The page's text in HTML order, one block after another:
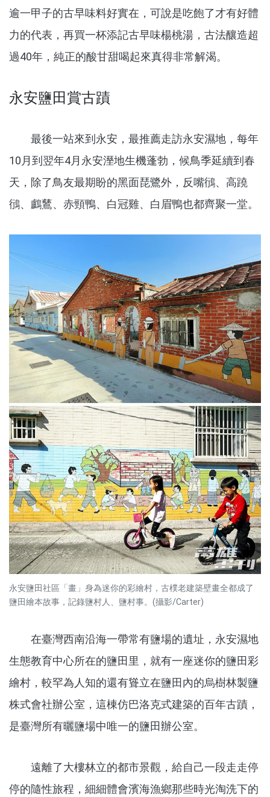
逾一甲子的古早味料好實在，可說是吃飽了才有好體
力的代表，再買一杯添記古早味楊桃湯，古法釀造超
過40年，純正的酸甘甜喝起來真得非常解渴。
永安鹽田賞古蹟
最後一站來到永安，最推薦走訪永安濕地，每年
10月到翌年4月永安溼地生機蓬勃，候鳥季延續到春
天，除了鳥友最期盼的黑面琵鷺外，反嘴鴴、高蹺
鴴、鸕鶿、赤頸鴨、白冠雞、白眉鴨也都齊聚一堂。
永安鹽田社區「畫」身為迷你的彩繪村，古樸老建築壁畫全都成了
鹽田繪本故事，記錄鹽村人、鹽村事。(攝影/Carter)
在臺灣西南沿海一帶常有鹽場的遺址，永安濕地
生態教育中心所在的鹽田里，就有一座迷你的鹽田彩
繪村，較罕為人知的還有聳立在鹽田內的烏樹林製鹽
株式會社辦公室，這棟仿巴洛克式建築的百年古蹟，
是臺灣所有曬鹽場中唯一的鹽田辦公室。
遠離了大樓林立的都市景觀，給自己一段走走停
停的隨性旅程，細細體會濱海漁鄉那些時光淘洗下的